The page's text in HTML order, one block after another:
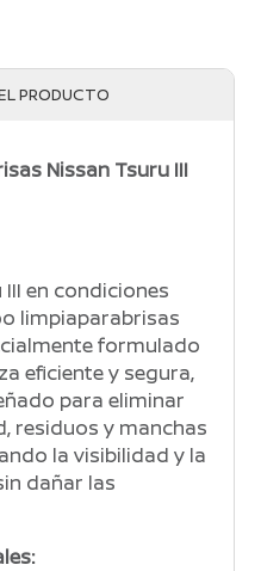
PRODUCTO
Nissan Tsuru III
en condiciones
limpiaparabrisas
formulado
eficiente y segura,
para eliminar
residuos y manchas
la visibilidad y la
dañar las